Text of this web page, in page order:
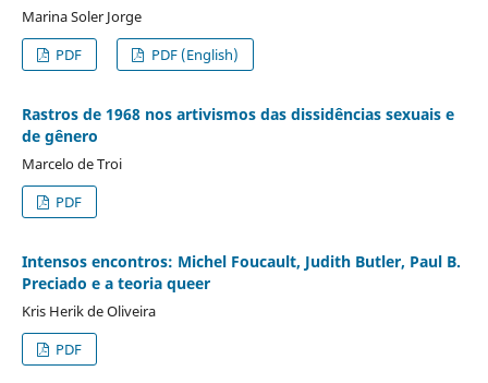
Marina Soler Jorge
PDF
PDF (English)
Rastros de 1968 nos artivismos das dissidências sexuais e
de gênero
Marcelo de Troi
PDF
Intensos encontros: Michel Foucault, Judith Butler, Paul B.
Preciado e a teoria queer
Kris Herik de Oliveira
PDF